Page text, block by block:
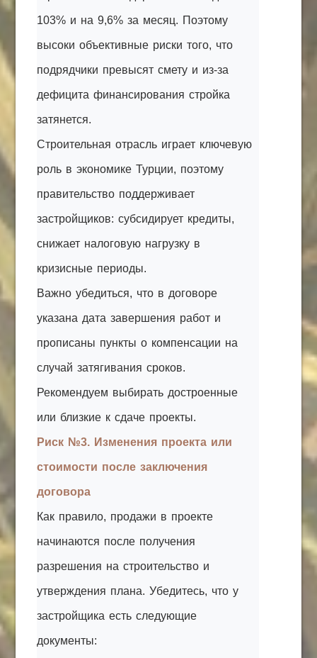
103% и на 9,6% за месяц. Поэтому
высоки объективные риски того, что
подрядчики превысят смету и из-за
дефицита финансирования стройка
затянется.
Строительная отрасль играет ключевую
роль в экономике Турции, поэтому
правительство поддерживает
застройщиков: субсидирует кредиты,
снижает налоговую нагрузку в
кризисные периоды.
Важно убедиться, что в договоре
указана дата завершения работ и
прописаны пункты о компенсации на
случай затягивания сроков.
Рекомендуем выбирать достроенные
или близкие к сдаче проекты.
Риск №3. Изменения проекта или
стоимости после заключения
договора
Как правило, продажи в проекте
начинаются после получения
разрешения на строительство и
утверждения плана. Убедитесь, что у
застройщика есть следующие
документы: